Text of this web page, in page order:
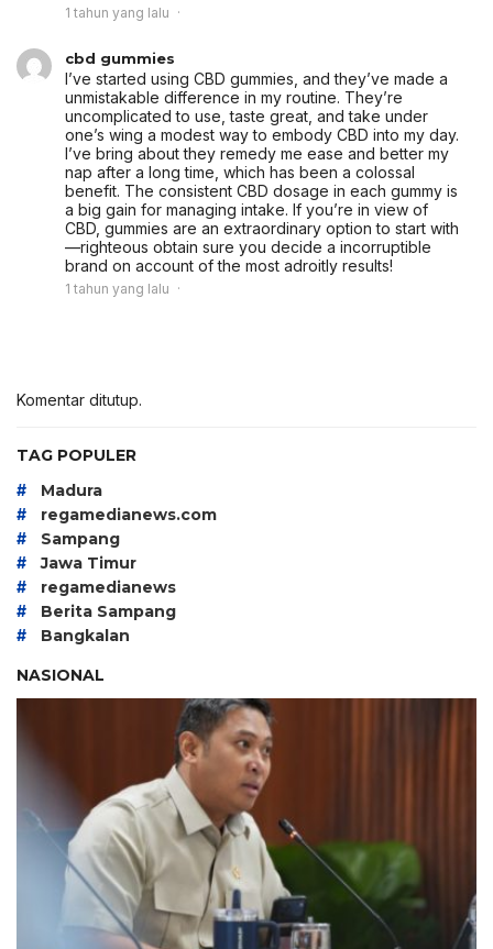
1 tahun yang lalu
cbd gummies
I’ve started using CBD gummies, and they’ve made a
unmistakable difference in my routine. They’re
uncomplicated to use, taste great, and take under
one’s wing a modest way to embody CBD into my day.
I’ve bring about they remedy me ease and better my
nap after a long time, which has been a colossal
benefit. The consistent CBD dosage in each gummy is
a big gain for managing intake. If you’re in view of
CBD, gummies are an extraordinary option to start with
—righteous obtain sure you decide a incorruptible
brand on account of the most adroitly results!
1 tahun yang lalu
Komentar ditutup.
TAG POPULER
# Madura
# regamedianews.com
# Sampang
# Jawa Timur
# regamedianews
# Berita Sampang
#
Bangkalan
NASIONAL